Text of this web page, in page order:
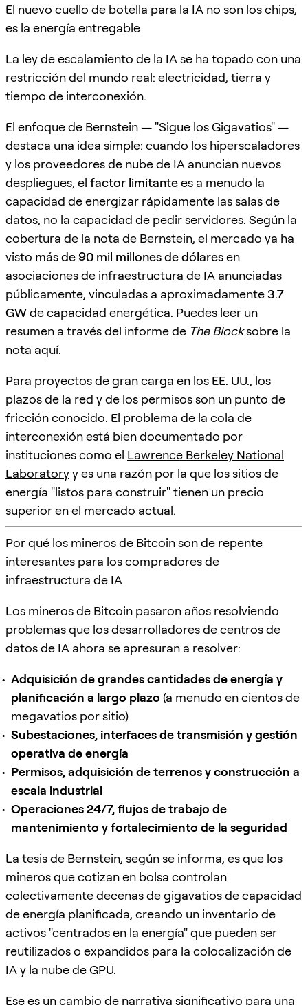
El nuevo cuello de botella para la IA no son los chips,
es la energía entregable
La ley de escalamiento de la IA se ha topado con una
restricción del mundo real: electricidad, tierra y
tiempo de interconexión.
El enfoque de Bernstein — "Sigue los Gigavatios" —
destaca una idea simple: cuando los hiperscaladores
y los proveedores de nube de IA anuncian nuevos
despliegues, el factor limitantees a menudo la
capacidad de energizar rápidamente las salas de
datos, no la capacidad de pedir servidores. Según la
cobertura de la nota de Bernstein, el mercado ya ha
visto más de 90 mil millones de dólaresen
asociaciones de infraestructura de IA anunciadas
públicamente, vinculadas a aproximadamente3.7
GWde capacidad energética. Puedes leer un
resumen a través del informe de The Blocksobre la
nota aquí.
Para proyectos de gran carga en los EE. UU., los
plazos de la red y de los permisos son un punto de
fricción conocido. El problema de la cola de
interconexión está bien documentado por
instituciones como el Lawrence Berkeley National
Laboratoryy es una razón por la que los sitios de
energía "listos para construir" tienen un precio
superior en el mercado actual.
Por qué los mineros de Bitcoin son de repente
interesantes para los compradores de
infraestructura de IA
Los mineros de Bitcoin pasaron años resolviendo
problemas que los desarrolladores de centros de
datos de IA ahora se apresuran a resolver:
Adquisición de grandes cantidades de energía y
planificación a largo plazo (a menudo en cientos de
megavatios por sitio)
Subestaciones, interfaces de transmisión y gestión
operativa de energía
Permisos, adquisición de terrenos y construcción a
escala industrial
Operaciones 24/7, flujos de trabajo de
mantenimiento y fortalecimiento de la seguridad
La tesis de Bernstein, según se informa, es que los
mineros que cotizan en bolsa controlan
colectivamente decenas de gigavatios de capacidad
de energía planificada, creando un inventario de
activos "centrados en la energía" que pueden ser
reutilizados o expandidos para la colocalización de
IA y la nube de GPU.
Ese es un cambio de narrativa significativo para una